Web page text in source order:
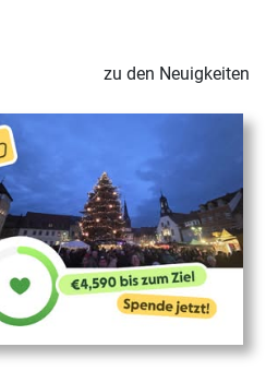
zu den Neuigkeiten